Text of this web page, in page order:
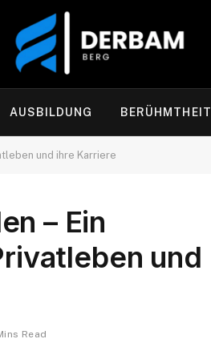
AUSBILDUNG BERÜHMTHEIT
und ihre Karriere
– Ein
und
Read